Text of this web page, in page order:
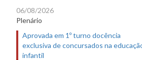
06/08/2026
Plenário
Aprovada em 1º turno docência
exclusiva de concursados na
infantil